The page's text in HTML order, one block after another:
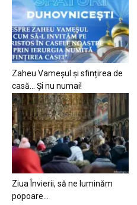
Zaheu Vameșul și sfințirea de
casă… Și nu numai!
Ziua Învierii, să ne luminăm
popoare…